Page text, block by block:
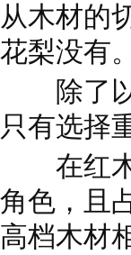
从木材的
花梨没有。
除了以
只有选择
在红木
角色，且
高档木材